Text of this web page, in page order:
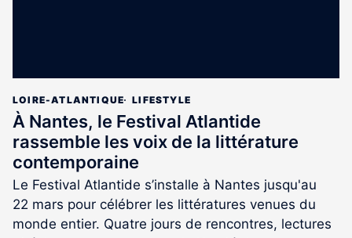
LOIRE-ATLANTIQUE LIFESTYLE
À Nantes, le Festival Atlantide
rassemble les voix de la littérature
contemporaine
Le Festival Atlantide s’installe à Nantes jusqu'au
22 mars pour célébrer les littératures venues du
monde entier. Quatre jours de rencontres, lectures